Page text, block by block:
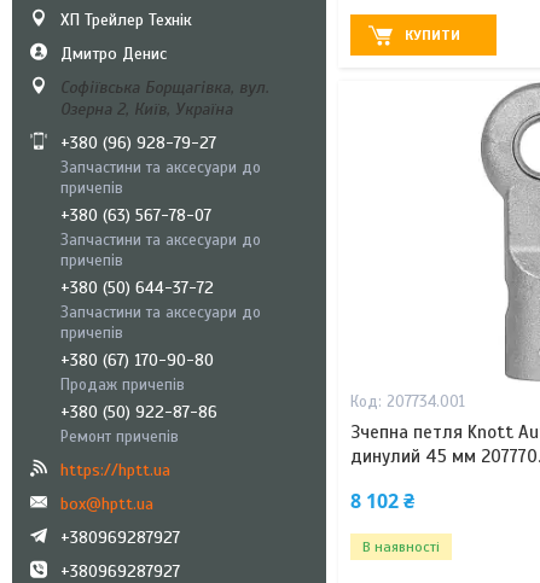
ХП Трейлер Технік
Дмитро Денис
Софіївська Борщагівка, вул.
Озерна 2, Київ, Україна
+380 (96) 928-79-27
Запчастини та аксесуари до
причепів
+380 (63) 567-78-07
Запчастини та аксесуари до
причепів
+380 (50) 644-37-72
Запчастини та аксесуари до
причепів
+380 (67) 170-90-80
Продаж причепів
+380 (50) 922-87-86
Ремонт причепів
https://hptt.ua
box@hptt.ua
+380969287927
+380969287927
КУПИТИ
207734.001
Зчепна петля Knott
динулий 45 мм
8 102 ₴
В наявності